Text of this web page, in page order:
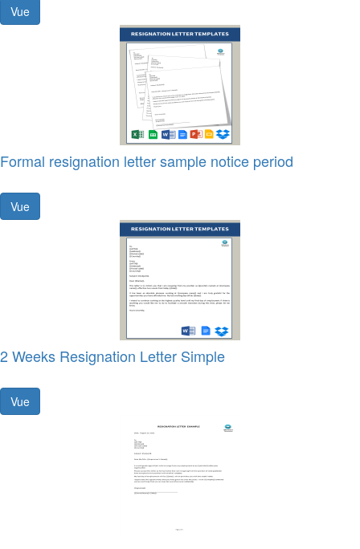
Vue
Formal resignation letter sample notice period
Vue
2 Weeks Resignation Letter Simple
Vue